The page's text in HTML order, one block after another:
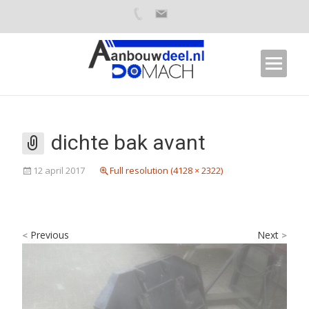
dichte bak avant
12 april 2017 Full resolution (4128 × 2322)
< Previous Next >